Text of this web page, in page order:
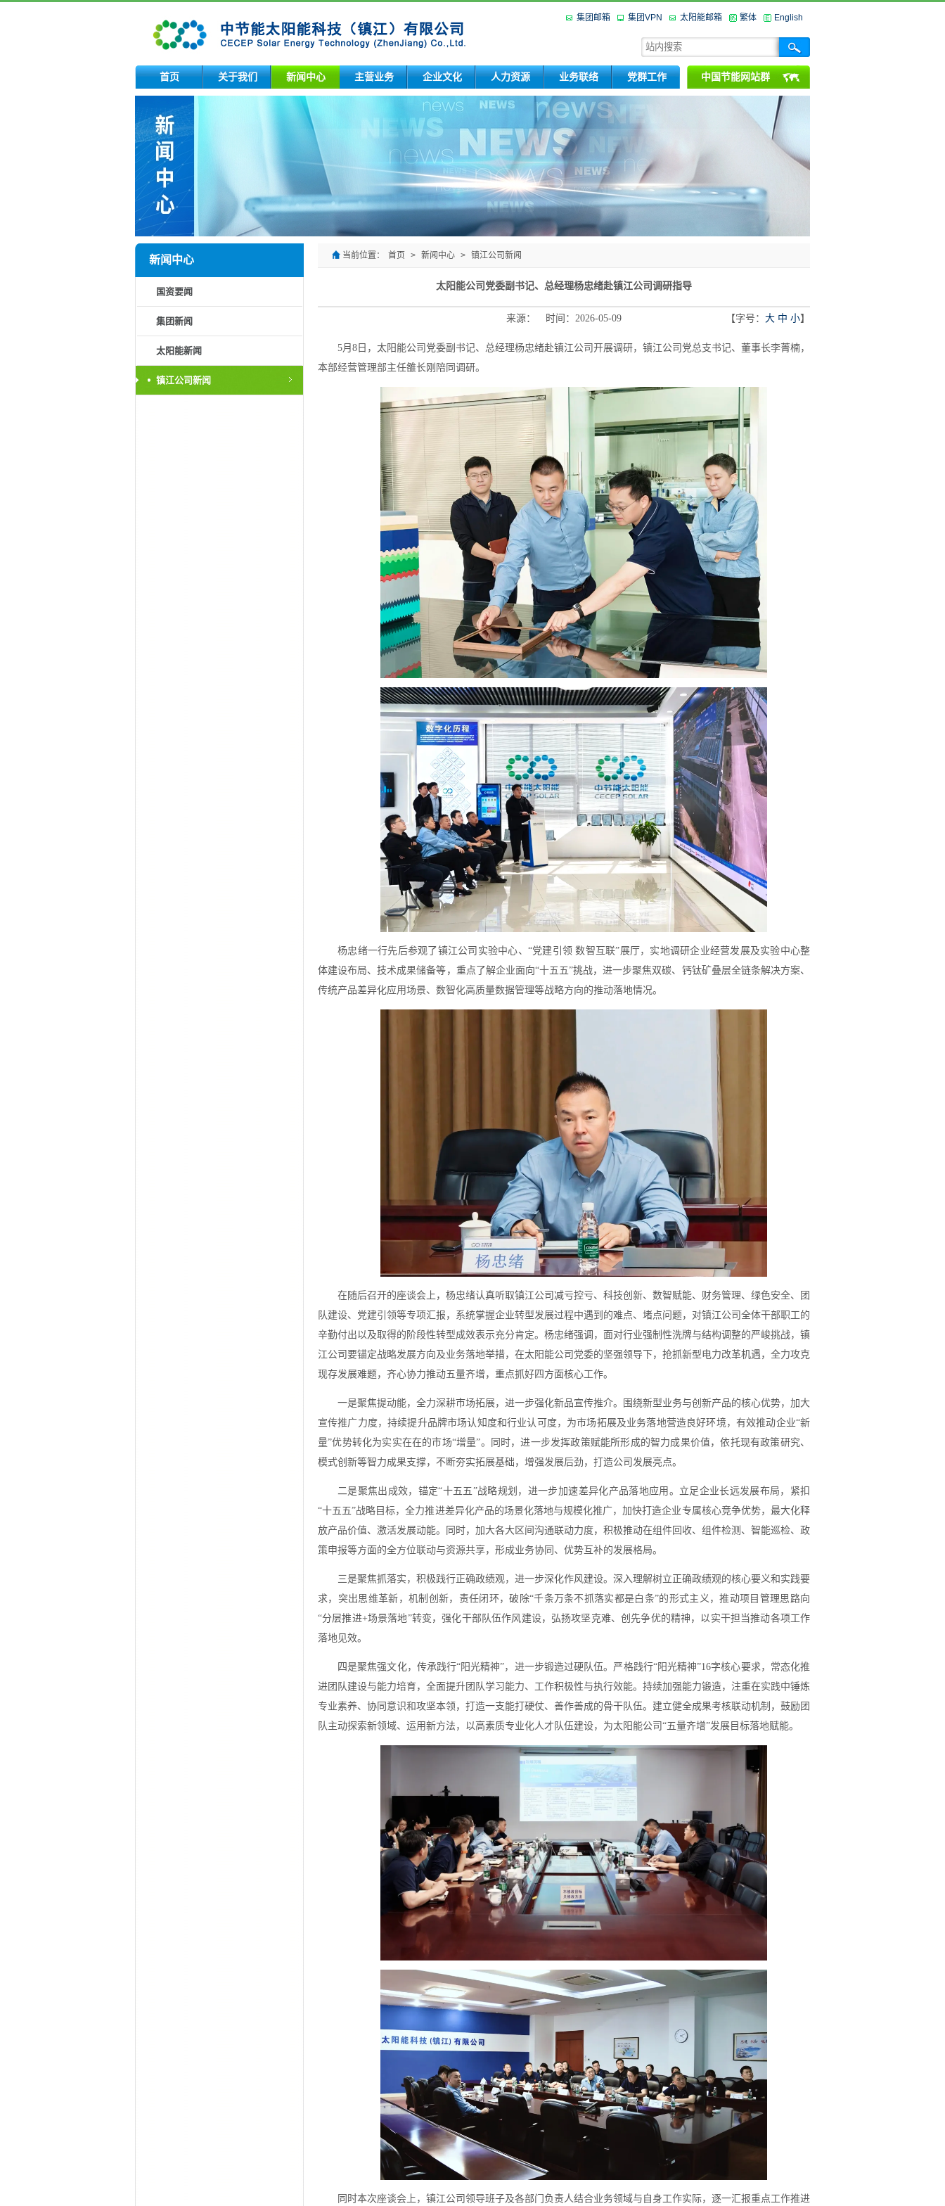
集团邮箱 集团VPN 太阳能邮箱 繁体 English
首页 关于我们 新闻中心 主营业务 企业文化 人力资源 业务联络 党群工作 中国节能网站群
新闻中心
国资要闻
集团新闻
太阳能新闻
镇江公司新闻
当前位置： 首页 > 新闻中心 > 镇江公司新闻
太阳能公司党委副书记、总经理杨忠绪赴镇江公司调研指导
来源： 时间：2026-05-09 【字号： 大 中 小】
5月8日，太阳能公司党委副书记、总经理杨忠绪赴镇江公司开展调研，镇江公司党总支书记、董事长李菁楠，
本部经营管理部主任雒长刚陪同调研。
杨忠绪一行先后参观了镇江公司实验中心、“党建引领 数智互联”展厅，实地调研企业经营发展及实验中心整
体建设布局、技术成果储备等，重点了解企业面向“十五五”挑战，进一步聚焦双碳、钙钛矿叠层全链条解决方案、
传统产品差异化应用场景、数智化高质量数据管理等战略方向的推动落地情况。
在随后召开的座谈会上，杨忠绪认真听取镇江公司减亏控亏、科技创新、数智赋能、财务管理、绿色安全、团
队建设、党建引领等专项汇报，系统掌握企业转型发展过程中遇到的难点、堵点问题，对镇江公司全体干部职工的
辛勤付出以及取得的阶段性转型成效表示充分肯定。杨忠绪强调，面对行业强制性洗牌与结构调整的严峻挑战，镇
江公司要锚定战略发展方向及业务落地举措，在太阳能公司党委的坚强领导下，抢抓新型电力改革机遇，全力攻克
现存发展难题，齐心协力推动五量齐增，重点抓好四方面核心工作。
一是聚焦提动能，全力深耕市场拓展，进一步强化新品宣传推介。围绕新型业务与创新产品的核心优势，加大
宣传推广力度，持续提升品牌市场认知度和行业认可度，为市场拓展及业务落地营造良好环境，有效推动企业“新
量”优势转化为实实在在的市场“增量”。同时，进一步发挥政策赋能所形成的智力成果价值，依托现有政策研究、
模式创新等智力成果支撑，不断夯实拓展基础，增强发展后劲，打造公司发展亮点。
二是聚焦出成效，锚定“十五五”战略规划，进一步加速差异化产品落地应用。立足企业长远发展布局，紧扣
“十五五”战略目标，全力推进差异化产品的场景化落地与规模化推广，加快打造企业专属核心竞争优势，最大化释
放产品价值、激活发展动能。同时，加大各大区间沟通联动力度，积极推动在组件回收、组件检测、智能巡检、政
策申报等方面的全方位联动与资源共享，形成业务协同、优势互补的发展格局。
三是聚焦抓落实，积极践行正确政绩观，进一步深化作风建设。深入理解树立正确政绩观的核心要义和实践要
求，突出思维革新，机制创新，责任闭环，破除“千条万条不抓落实都是白条”的形式主义，推动项目管理思路向
“分层推进+场景落地”转变，强化干部队伍作风建设，弘扬攻坚克难、创先争优的精神，以实干担当推动各项工作
落地见效。
四是聚焦强文化，传承践行“阳光精神”，进一步锻造过硬队伍。严格践行“阳光精神”16字核心要求，常态化推
进团队建设与能力培育，全面提升团队学习能力、工作积极性与执行效能。持续加强能力锻造，注重在实践中锤炼
专业素养、协同意识和攻坚本领，打造一支能打硬仗、善作善成的骨干队伍。建立健全成果考核联动机制，鼓励团
队主动探索新领域、运用新方法，以高素质专业化人才队伍建设，为太阳能公司“五量齐增”发展目标落地赋能。
同时本次座谈会上，镇江公司领导班子及各部门负责人结合业务领域与自身工作实际，逐一汇报重点工作推进